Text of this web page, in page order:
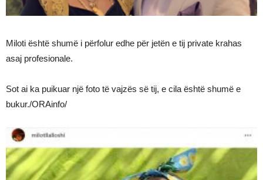
Miloti është shumë i përfolur edhe për jetën e tij private krahas
asaj profesionale.
Sot ai ka puikuar një foto të vajzës së tij, e cila është shumë e
bukur./ORAinfo/